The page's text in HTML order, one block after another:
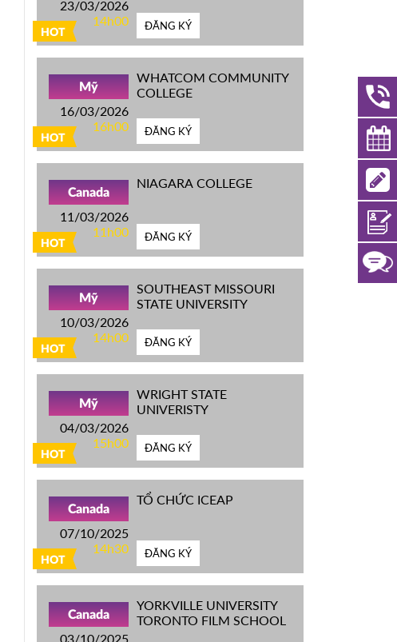
HOT
23/03/2026
14h00
ĐĂNG KÝ
HOT
Mỹ
16/03/2026
16h00
WHATCOM COMMUNITY
COLLEGE
ĐĂNG KÝ
HOT
Canada
11/03/2026
11h00
NIAGARA COLLEGE
ĐĂNG KÝ
HOT
Mỹ
10/03/2026
14h00
SOUTHEAST MISSOURI
STATE UNIVERSITY
ĐĂNG KÝ
HOT
Mỹ
04/03/2026
15h00
WRIGHT STATE
UNIVERISTY
ĐĂNG KÝ
HOT
Canada
07/10/2025
14h30
TỔ CHỨC ICEAP
ĐĂNG KÝ
Canada
03/10/2025
YORKVILLE UNIVERSITY
TORONTO FILM SCHOOL